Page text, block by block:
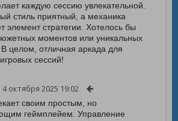
каждую сессию увлекательной.
стиль приятный, а механика
элемент стратегии. Хотелось бы
моментов или уникальных
целом, отличная аркада для
сессий!
4 октября 2025 19:02
своим простым, но
геймплейем. Управление